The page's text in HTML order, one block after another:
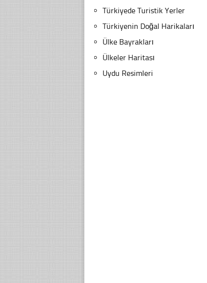
Türkiyede Turistik Yerler
Türkiyenin Doğal Harikaları
Ülke Bayrakları
Ülkeler Haritası
Uydu Resimleri